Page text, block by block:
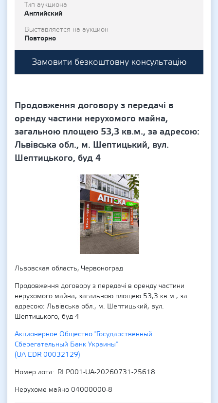
Тип аукциона
Английский
Выставляется на аукцион
Повторно
Замовити безкоштовну консультацію
Продовження договору з передачі в
оренду частини нерухомого майна,
загальною площею 53,3 кв.м., за адресою:
Львівська обл., м. Шептицький, вул.
Шептицького, буд 4
Львовская область, Червоноград
Продовження договору з передачі в оренду частини
нерухомого майна, загальною площею 53,3 кв.м., за
адресою: Львівська обл., м. Шептицький, вул.
Шептицького, буд 4
Акционерное Общество "Государственный
Сберегательный Банк Украины"
(UA-EDR 00032129)
Номер лота
RLP001-UA-20260731-25618
Нерухоме майно 04000000-8